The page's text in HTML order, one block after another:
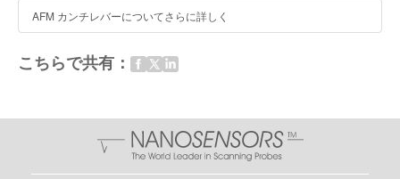
AFM カンチレバーについてさらに詳しく
こちらで共有：